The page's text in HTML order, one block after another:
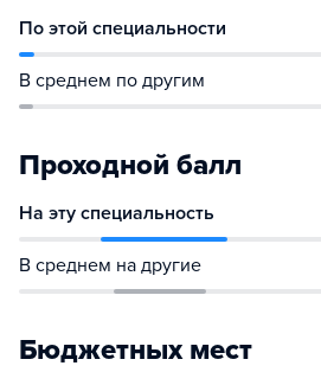
По этой специальности
В среднем по другим
Проходной балл
На эту специальность
В среднем на другие
Бюджетных мест